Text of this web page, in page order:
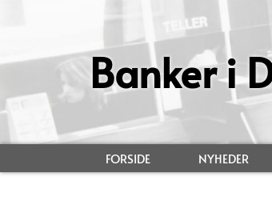
Banker i
FORSIDE NYHEDER